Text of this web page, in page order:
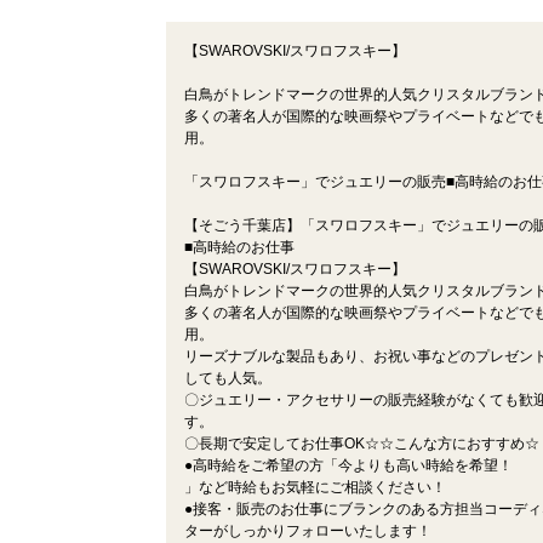
【SWAROVSKI/スワロフスキー】
白鳥がトレンドマークの世界的人気クリスタルブランド
多くの著名人が国際的な映画祭やプライベートなどで
用。
「スワロフスキー」でジュエリーの販売■高時給のお
【そごう千葉店】「スワロフスキー」でジュエリーの
■高時給のお仕事
【SWAROVSKI/スワロフスキー】
白鳥がトレンドマークの世界的人気クリスタルブランド
多くの著名人が国際的な映画祭やプライベートなどで
用。
リーズナブルな製品もあり、お祝い事などのプレゼン
しても人気。
〇ジュエリー・アクセサリーの販売経験がなくても歓
す。
〇長期で安定してお仕事OK☆☆こんな方におすすめ☆
●高時給をご希望の方「今よりも高い時給を希望！
」など時給もお気軽にご相談ください！
●接客・販売のお仕事にブランクのある方担当コーデ
ターがしっかりフォローいたします！